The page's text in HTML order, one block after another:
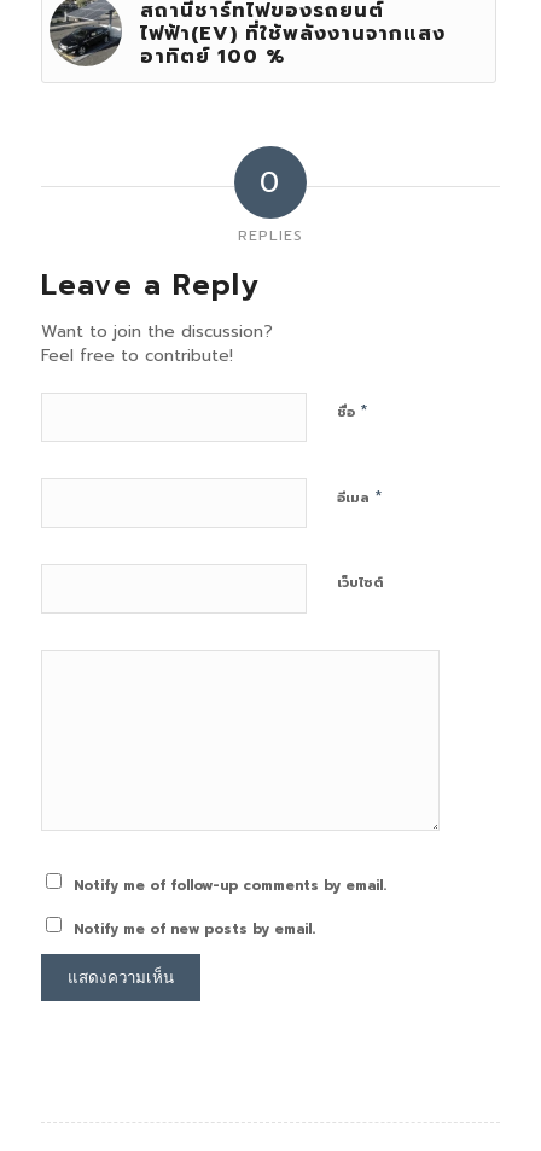
สถานีชาร์ทไฟของรถยนต์
ไฟฟ้า(EV) ที่ใช้พลังงานจากแสง
อาทิตย์ 100 %
0
REPLIES
Leave a Reply
Want to join the discussion?
Feel free to contribute!
ชื่อ *
อีเมล *
เว็บไซต์
Notify me of follow-up comments by email.
Notify me of new posts by email.